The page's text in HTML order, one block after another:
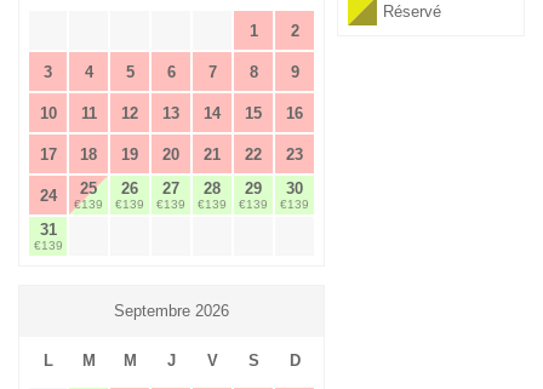
Réservé
1 2
3 4 5 6 7 8 9
10 11 12 13 14 15 16
17 18 19 20 21 22 23
24 25
€139
26
€139
27
€139
28
€139
29
€139
30
€139
31
€139
Septembre 2026
L M M J V S D